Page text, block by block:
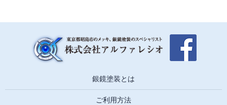
銀鏡塗装とは
ご利用方法